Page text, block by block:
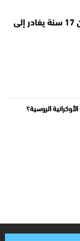
المنتخب الوطني لأقل من 17 سنة يغادر إلى
الروسية؟